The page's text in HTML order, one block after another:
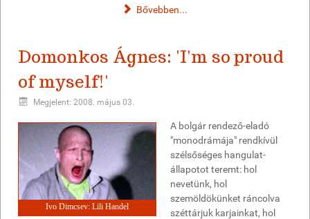
Bővebben...
Domonkos Ágnes: 'I'm so proud
of myself!'
Megjelent: 2008. május 03.
Ivo Dimcsev: Lili Handel
A bolgár rendező-eladó
"monodrámája" rendkívül
szélsőséges hangulat-
állapotot teremt: hol
nevetünk, hol
szemöldökünket ráncolva
széttárjuk karjainkat, hol